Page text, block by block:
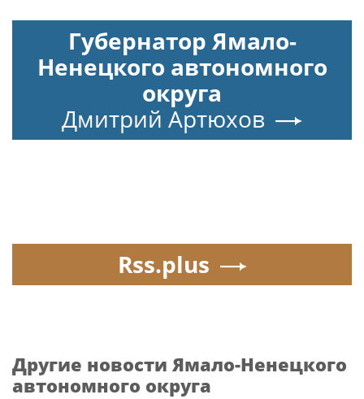
Губернатор Ямало-
Ненецкого автономного
округа
Дмитрий Артюхов
Rss.plus
Другие новости Ямало-Ненецкого
автономного округа